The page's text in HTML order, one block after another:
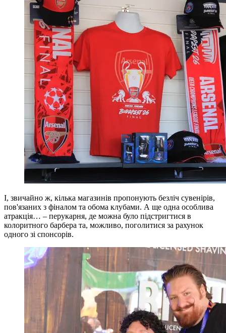
І, звичайно ж, кілька магазинів пропонують безліч сувенірів,
пов'язаних з фіналом та обома клубами. А ще одна особлива
атракція… – перукарня, де можна було підстригтися в
колоритного барбера та, можливо, поголитися за рахунок
одного зі спонсорів.